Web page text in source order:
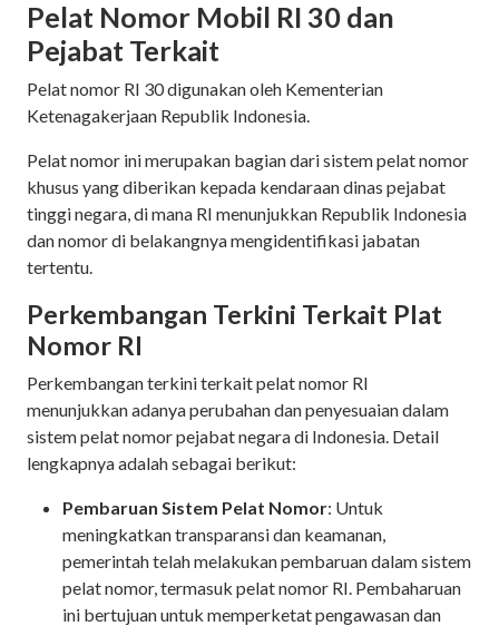
Pelat Nomor Mobil RI 30 dan
Pejabat Terkait
Pelat nomor RI 30 digunakan oleh Kementerian
Ketenagakerjaan Republik Indonesia.
Pelat nomor ini merupakan bagian dari sistem pelat nomor
khusus yang diberikan kepada kendaraan dinas pejabat
tinggi negara, di mana RI menunjukkan Republik Indonesia
dan nomor di belakangnya mengidentifikasi jabatan
tertentu.
Perkembangan Terkini Terkait Plat
Nomor RI
Perkembangan terkini terkait pelat nomor RI
menunjukkan adanya perubahan dan penyesuaian dalam
sistem pelat nomor pejabat negara di Indonesia. Detail
lengkapnya adalah sebagai berikut:
Pembaruan Sistem Pelat Nomor: Untuk
meningkatkan transparansi dan keamanan,
pemerintah telah melakukan pembaruan dalam sistem
pelat nomor, termasuk pelat nomor RI. Pembaharuan
ini bertujuan untuk memperketat pengawasan dan